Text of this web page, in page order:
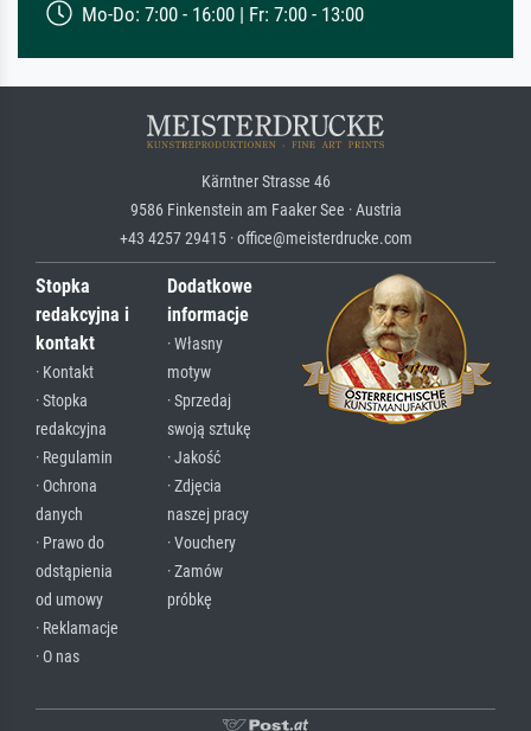
Mo-Do: 7:00 - 16:00 | Fr: 7:00 - 13:00
Kärntner Strasse 46
9586 Finkenstein am Faaker See · Austria
+43 4257 29415 · office@meisterdrucke.com
Stopka
redakcyjna i
kontakt
· Kontakt
· Stopka
redakcyjna
· Regulamin
· Ochrona
danych
· Prawo do
odstąpienia
od umowy
· Reklamacje
· O nas
Dodatkowe
informacje
· Własny
motyw
· Sprzedaj
swoją sztukę
· Jakość
· Zdjęcia
naszej pracy
· Vouchery
· Zamów
próbkę